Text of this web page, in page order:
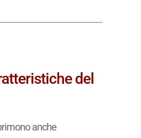
del
anche